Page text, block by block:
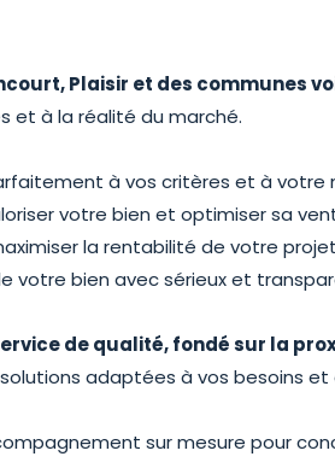
Plaisir et des communes
et à la réalité du marché.
à vos critères et à votre
votre bien et optimiser sa
la rentabilité de votre
votre bien avec sérieux et
de qualité, fondé sur la
adaptées à vos besoins et
sur mesure pour